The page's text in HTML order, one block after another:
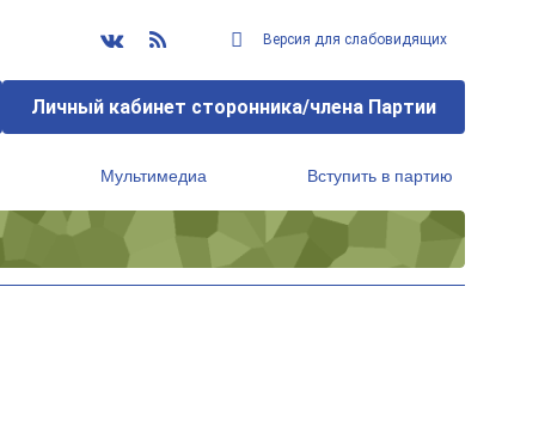
Версия для слабовидящих
Личный кабинет сторонника/члена Партии
Мультимедиа Вступить в партию